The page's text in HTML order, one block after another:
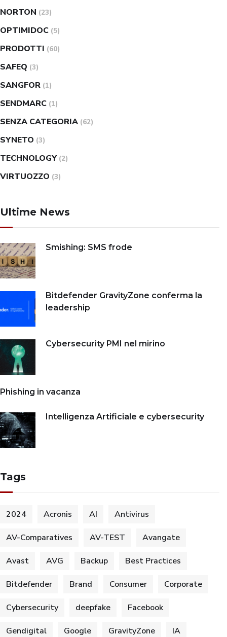
NORTON (23)
OPTIMIDOC (5)
PRODOTTI (60)
SAFEQ (3)
SANGFOR (1)
SENDMARC (1)
SENZA CATEGORIA (62)
SYNETO (3)
TECHNOLOGY (2)
VIRTUOZZO (3)
Ultime News
Smishing: SMS frode
Bitdefender GravityZone conferma la
leadership
Cybersecurity PMI nel mirino
Phishing in vacanza
Intelligenza Artificiale e cybersecurity
Tags
2024 Acronis AI Antivirus
AV-Comparatives AV-TEST Avangate
Avast AVG Backup Best Practices
Bitdefender Brand Consumer Corporate
Cybersecurity deepfake Facebook
Gendigital Google GravityZone IA